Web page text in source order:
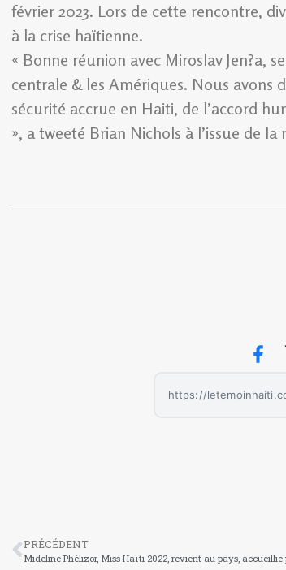
février 2023. Lors de cette rencontre,
à la crise haïtienne.
« Bonne réunion avec Miroslav Jen?a,
centrale & les Amériques. Nous avons
sécurité accrue en Haiti, de l’accord
», a tweeté Brian Nichols à l’issue de la
PRÉCÉDENT